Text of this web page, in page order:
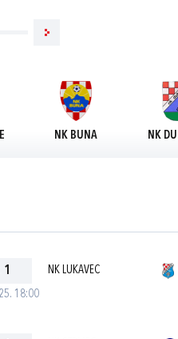
NK BUNA NK
18:00
1 NK LUKAVEC